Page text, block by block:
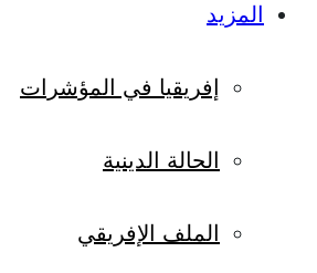
المزيد
إفريقيا في المؤشرات
الحالة الدينية
الملف الإفريقي